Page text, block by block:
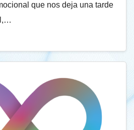
que nos deja una tarde